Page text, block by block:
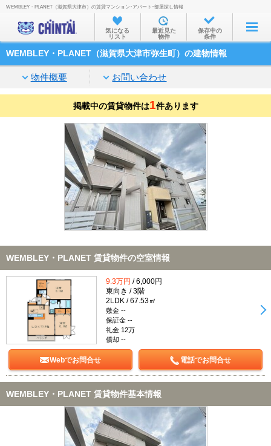
お部屋を探す
沿線・駅から
家賃相場から
通勤通学時間から
物件特集から
不動産会社から
TOP
WEMBLEY・PLANET（滋賀県大津市）の賃貸マンション･アパート･部屋探し情報
気になる
リスト
最近見た
物件
保存中の
条件
WEMBLEY・PLANET（滋賀県大津市弥生町）の建物情報
物件概要 お問い合わせ
掲載中の賃貸物件は1件あります
WEMBLEY・PLANET 賃貸物件の空室情報
9.3万円 / 6,000円
東向き / 3階
2LDK / 67.53㎡
敷金 --
保証金 --
礼金 12万
償却 --
Webでお問合せ 電話でお問合せ
WEMBLEY・PLANET 賃貸物件基本情報